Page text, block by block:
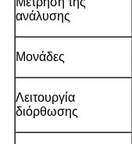
ανάλυσης
Μονάδες
Λειτουργία
διόρθωσης